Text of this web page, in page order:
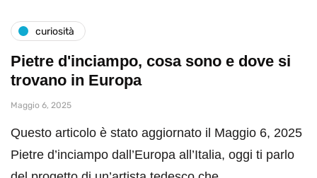
curiosità
Pietre d'inciampo, cosa sono e dove si
trovano in Europa
Maggio 6, 2025
Questo articolo è stato aggiornato il Maggio 6, 2025
Pietre d’inciampo dall’Europa all’Italia, oggi ti parlo